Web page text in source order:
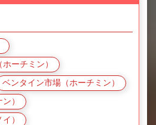
ーチミン）
ベンタイン市場（ホーチミン）
）
）